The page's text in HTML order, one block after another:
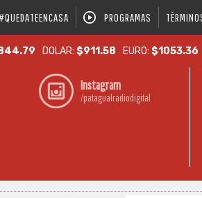
PROGRAMAS
DOLAR:$911.58 EURO:$1053.36
Instagram
/patagualradiodigital